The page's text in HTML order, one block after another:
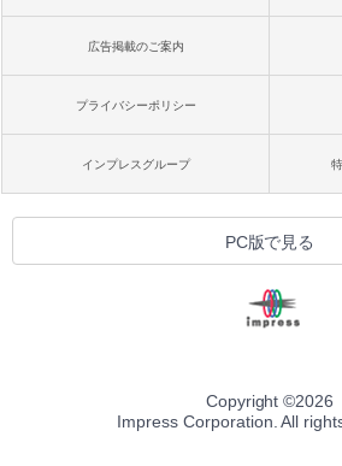
広告掲載のご案内
プライバシーポリシー
インプレスグループ
PC版で見る
Copyright ©2026
Impress Corporation. All